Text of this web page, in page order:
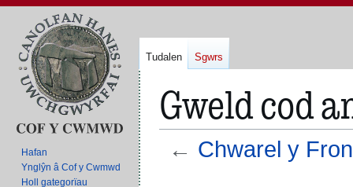
Gweld cod
← Chwarel y Fron
Tudalen Sgwrs
Hafan
Ynglŷn â Cof y Cwmwd
Holl gategorïau